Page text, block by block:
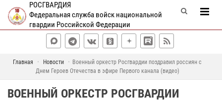
РОСГВАРДИЯ
Федеральная служба войск национальной
гвардии Российской Федерации
Главная Новости
Военный оркестр Росгвардии поздравил россиян с
Днем Героев Отечества в эфире Первого канала (видео)
ВОЕННЫЙ ОРКЕСТР РОСГВАРДИИ